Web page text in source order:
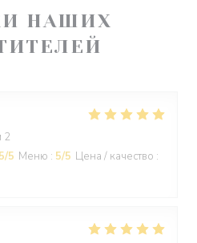
НАШИХ
2
5/5 Меню : 5/5 Цена / качество :